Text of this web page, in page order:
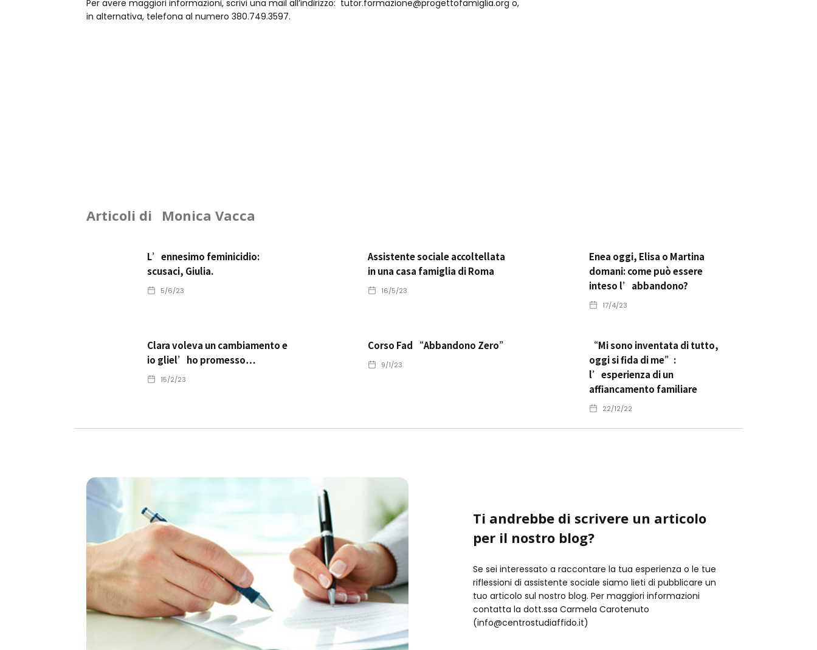
Per avere maggiori informazioni, scrivi una mail all’indirizzo: tutor.formazione@progettofamiglia.org o,
in alternativa, telefona al numero 380.749.3597.
Articoli di Monica Vacca
L’ennesimo feminicidio:
scusaci, Giulia.
5/6/23
Assistente sociale accoltellata
in una casa famiglia di Roma
16/5/23
Enea oggi, Elisa o Martina
domani: come può essere
inteso l’abbandono?
17/4/23
Clara voleva un cambiamento e
io gliel’ho promesso…
15/2/23
Corso Fad “Abbandono Zero”
9/1/23
“Mi sono inventata di tutto,
oggi si fida di me”:
l’esperienza di un
affiancamento familiare
22/12/22
Ti andrebbe di scrivere un articolo
per il nostro blog?
Se sei interessato a raccontare la tua esperienza o le tue
riflessioni di assistente sociale siamo lieti di pubblicare un
tuo articolo sul nostro blog. Per maggiori informazioni
contatta la dott.ssa Carmela Carotenuto
(info@centrostudiaffido.it)